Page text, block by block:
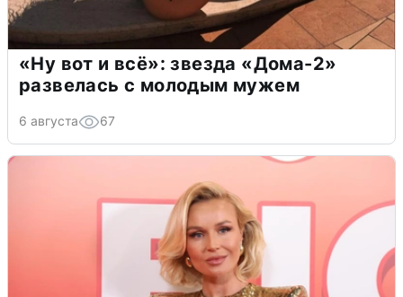
«Ну вот и всё»: звезда «Дома-2»
развелась с молодым мужем
6 августа 67